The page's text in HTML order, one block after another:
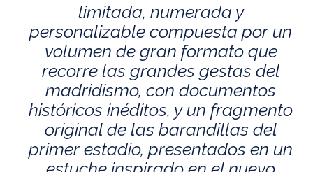
limitada, numerada y
personalizable compuesta por un
volumen de gran formato que
recorre las grandes gestas del
madridismo, con documentos
históricos inéditos, y un fragmento
original de las barandillas del
primer estadio, presentados en un